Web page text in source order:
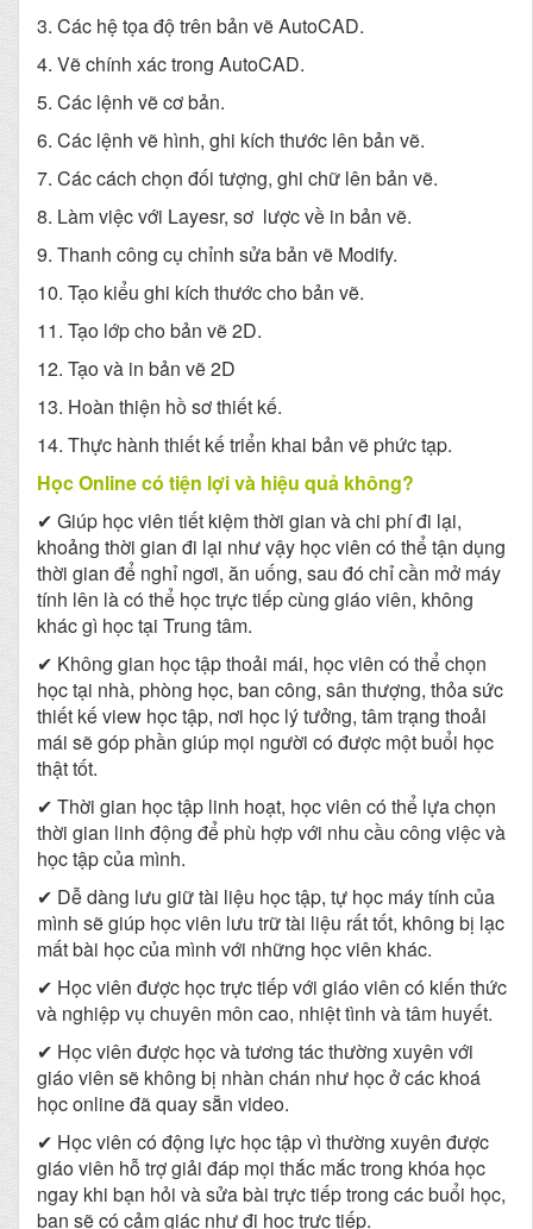
3. Các hệ tọa độ trên bản vẽ AutoCAD.
4. Vẽ chính xác trong AutoCAD.
5. Các lệnh vẽ cơ bản.
6. Các lệnh vẽ hình, ghi kích thước lên bản vẽ.
7. Các cách chọn đối tượng, ghi chữ lên bản vẽ.
8. Làm việc với Layesr, sơ lược về in bản vẽ.
9. Thanh công cụ chỉnh sửa bản vẽ Modify.
10. Tạo kiểu ghi kích thước cho bản vẽ.
11. Tạo lớp cho bản vẽ 2D.
12. Tạo và in bản vẽ 2D
13. Hoàn thiện hồ sơ thiết kế.
14. Thực hành thiết kế triển khai bản vẽ phức tạp.
Học Online có tiện lợi và hiệu quả không?
✔ Giúp học viên tiết kiệm thời gian và chi phí đi lại,
khoảng thời gian đi lại như vậy học viên có thể tận dụng
thời gian để nghỉ ngơi, ăn uống, sau đó chỉ cần mở máy
tính lên là có thể học trực tiếp cùng giáo viên, không
khác gì học tại Trung tâm.
✔ Không gian học tập thoải mái, học viên có thể chọn
học tại nhà, phòng học, ban công, sân thượng, thỏa sức
thiết kế view học tập, nơi học lý tưởng, tâm trạng thoải
mái sẽ góp phần giúp mọi người có được một buổi học
thật tốt.
✔ Thời gian học tập linh hoạt, học viên có thể lựa chọn
thời gian linh động để phù hợp với nhu cầu công việc và
học tập của mình.
✔ Dễ dàng lưu giữ tài liệu học tập, tự học máy tính của
mình sẽ giúp học viên lưu trữ tài liệu rất tốt, không bị lạc
mất bài học của mình với những học viên khác.
✔ Học viên được học trực tiếp với giáo viên có kiến thức
và nghiệp vụ chuyên môn cao, nhiệt tình và tâm huyết.
✔ Học viên được học và tương tác thường xuyên với
giáo viên sẽ không bị nhàn chán như học ở các khoá
học online đã quay sẵn video.
✔ Học viên có động lực học tập vì thường xuyên được
giáo viên hỗ trợ giải đáp mọi thắc mắc trong khóa học
ngay khi bạn hỏi và sửa bài trực tiếp trong các buổi học,
bạn sẽ có cảm giác như đi học trực tiếp.